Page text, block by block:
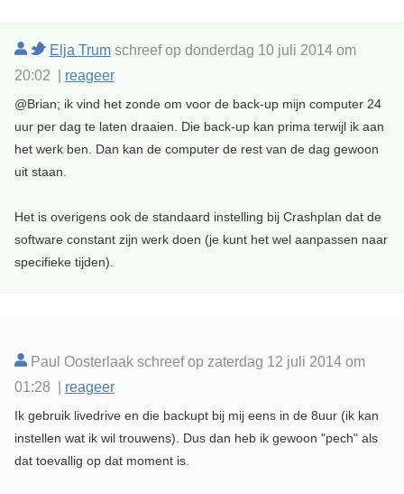
Elja Trumschreef op donderdag 10 juli 2014 om
20:02 | reageer
@Brian; ik vind het zonde om voor de back-up mijn computer 24
uur per dag te laten draaien. Die back-up kan prima terwijl ik aan
het werk ben. Dan kan de computer de rest van de dag gewoon
uit staan.
Het is overigens ook de standaard instelling bij Crashplan dat de
software constant zijn werk doen (je kunt het wel aanpassen naar
specifieke tijden).
Paul Oosterlaak schreef op zaterdag 12 juli 2014 om
01:28 | reageer
Ik gebruik livedrive en die backupt bij mij eens in de 8uur (ik kan
instellen wat ik wil trouwens). Dus dan heb ik gewoon "pech" als
dat toevallig op dat moment is.